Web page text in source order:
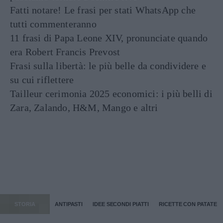
Fatti notare! Le frasi per stati WhatsApp che
tutti commenteranno
11 frasi di Papa Leone XIV, pronunciate quando
era Robert Francis Prevost
Frasi sulla libertà: le più belle da condividere e
su cui riflettere
Tailleur cerimonia 2025 economici: i più belli di
Zara, Zalando, H&M, Mango e altri
STORIA ANTIPASTI IDEE SECONDI PIATTI RICETTE CON PATATE